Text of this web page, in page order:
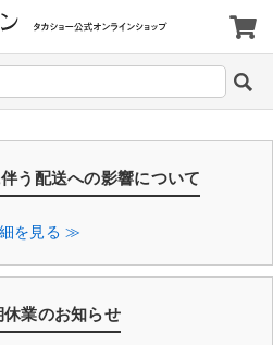
う配送への影響について
を見る ≫
業のお知らせ